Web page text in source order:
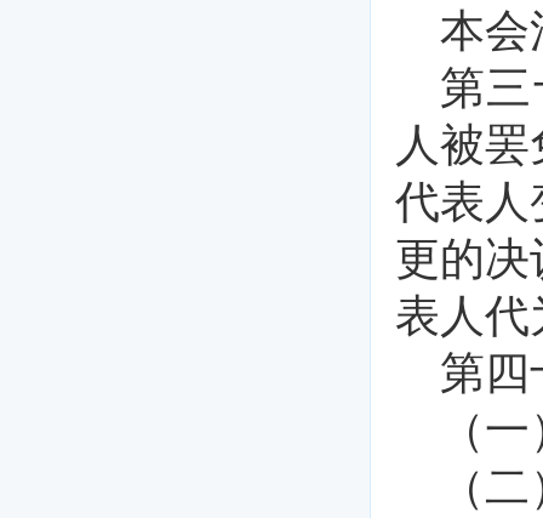
本会
第
人被
代表人
更的
表人代
第四
（
（